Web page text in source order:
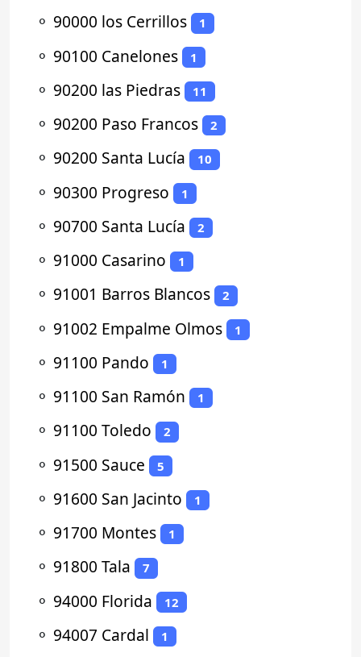
⚬ 90000 los Cerrillos 1
⚬ 90100 Canelones 1
⚬ 90200 las Piedras 11
⚬ 90200 Paso Francos 2
⚬ 90200 Santa Lucía 10
⚬ 90300 Progreso 1
⚬ 90700 Santa Lucía 2
⚬ 91000 Casarino 1
⚬ 91001 Barros Blancos 2
⚬ 91002 Empalme Olmos 1
⚬ 91100 Pando 1
⚬ 91100 San Ramón 1
⚬ 91100 Toledo 2
⚬ 91500 Sauce 5
⚬ 91600 San Jacinto 1
⚬ 91700 Montes 1
⚬ 91800 Tala 7
⚬ 94000 Florida 12
⚬ 94007 Cardal 1